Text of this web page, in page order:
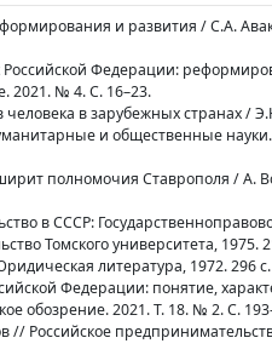
и развития / С.А.
Российской Федерации:
2021. № 4. С. 16–23.
в зарубежных странах /
и общественные
полномочия Ставрополя / А.
в СССР:
Томского университета, 1975.
литература, 1972. 296 c.
Федерации: понятие,
обозрение. 2021. Т. 18. № 2. С.
Российское